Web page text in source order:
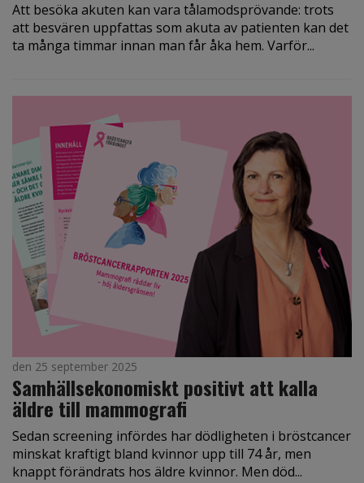
Att besöka akuten kan vara tålamodsprövande: trots
att besvären uppfattas som akuta av patienten kan det
ta många timmar innan man får åka hem. Varför...
den 25 september 2025
Samhällsekonomiskt positivt att kalla
äldre till mammografi
Sedan screening infördes har dödligheten i bröstcancer
minskat kraftigt bland kvinnor upp till 74 år, men
knappt förändrats hos äldre kvinnor. Men död...